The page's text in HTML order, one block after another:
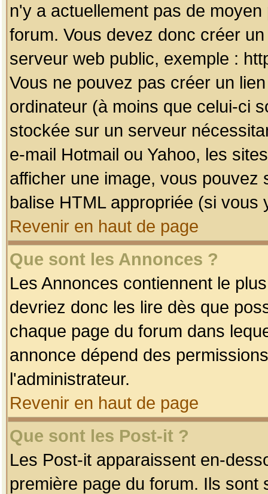
n'y a actuellement pas de
forum. Vous devez donc créer
serveur web public, exemple :
Vous ne pouvez pas créer un
ordinateur (à moins que celui-ci
stockée sur un serveur
e-mail Hotmail ou Yahoo, les
afficher une image, vous pouvez
balise HTML appropriée (si vous
Revenir en haut de page
Que sont les Annonces ?
Les Annonces contiennent le
devriez donc les lire dès que
chaque page du forum dans
annonce dépend des
l'administrateur.
Revenir en haut de page
Que sont les Post-it ?
Les Post-it apparaissent en-
première page du forum. Ils